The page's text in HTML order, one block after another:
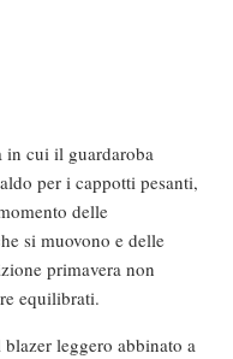
in cui il guardaroba
per i cappotti pesanti,
delle
si muovono e delle
primavera non
equilibrati.
leggero abbinato a